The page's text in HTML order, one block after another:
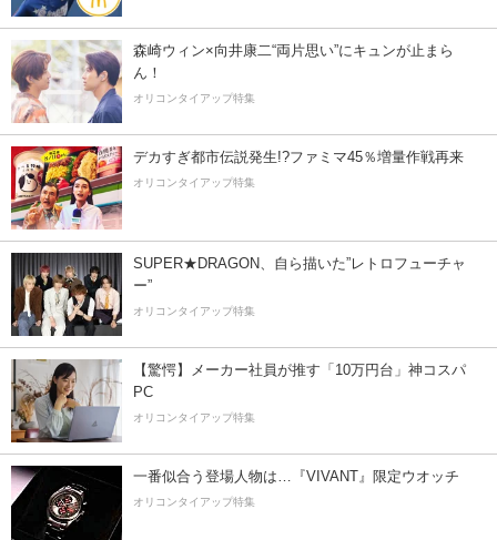
森崎ウィン×向井康二“両片思い”にキュンが止まら
ん！
オリコンタイアップ特集
デカすぎ都市伝説発生!?ファミマ45％増量作戦再来
オリコンタイアップ特集
SUPER★DRAGON、自ら描いた”レトロフューチャ
ー”
オリコンタイアップ特集
【驚愕】メーカー社員が推す「10万円台」神コスパ
PC
オリコンタイアップ特集
一番似合う登場人物は…『VIVANT』限定ウオッチ
オリコンタイアップ特集